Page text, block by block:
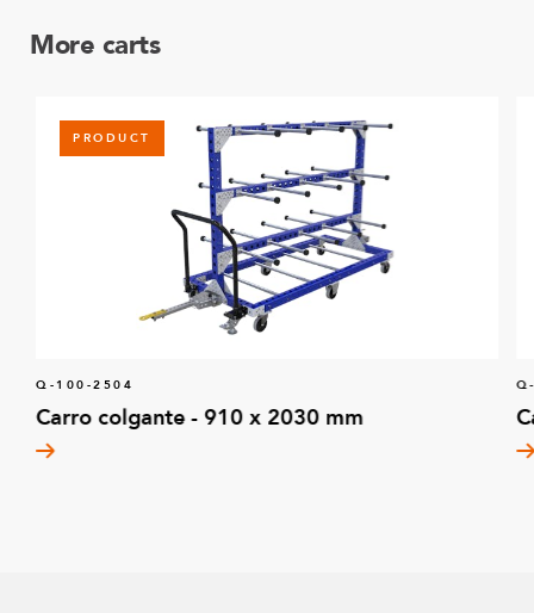
More carts
PRODUCT
Q-100-2504
Carro colgante - 910 x 2030 mm